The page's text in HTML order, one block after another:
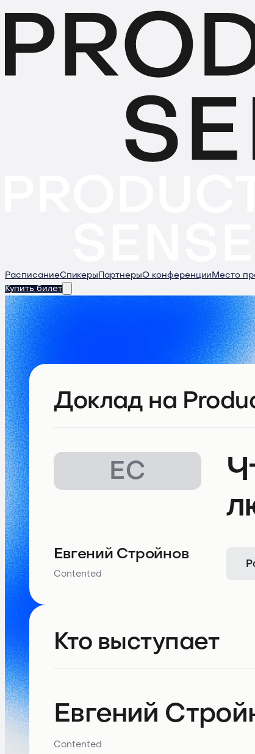
РасписаниеСпикеры ПартнерыО конференции Место
Купить билет
Доклад на
ЕС
Евгений Стройнов
Contented
Кто выступает
Евгений
Contented